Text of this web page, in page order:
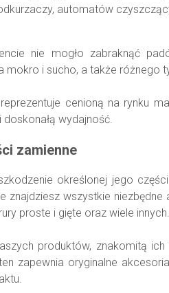
automatów
nie mogło zabraknąć
mokro i sucho, a także różnego
cenioną na rynku
wydajność.
zamienne
określonej jego
znajdziesz wszystkie
proste i gięte oraz wiele innych.
produktów, znakomitą
zapewnia oryginalne